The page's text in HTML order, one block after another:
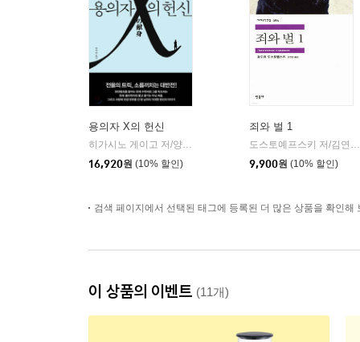
용의자 X의 헌신
히가시노 게이고 저/양억관 역
16,920원 (10% 할인)
죄와 벌 1
도스토예프스키 저/김연경 역
9,900원 (10% 할인)
검색 페이지에서 선택된 태그에 등록된 더 많은 상품을 확인해
이 상품의 이벤트 (11개)